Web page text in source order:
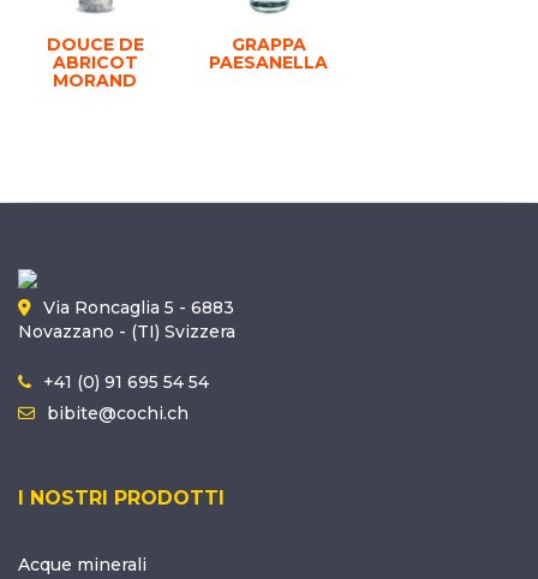
DOUCE DE
ABRICOT
MORAND
GRAPPA
PAESANELLA
Via Roncaglia 5 - 6883
Novazzano - (TI) Svizzera
+41 (0) 91 695 54 54
bibite@cochi.ch
I NOSTRI PRODOTTI
Acque minerali